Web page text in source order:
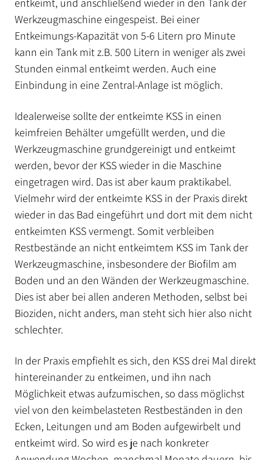
entkeimt, und anschließend wieder in den Tank der
Werkzeugmaschine eingespeist. Bei einer
Entkeimungs-Kapazität von 5-6 Litern pro Minute
kann ein Tank mit z.B. 500 Litern in weniger als zwei
Stunden einmal entkeimt werden. Auch eine
Einbindung in eine Zentral-Anlage ist möglich.
Idealerweise sollte der entkeimte KSS in einen
keimfreien Behälter umgefüllt werden, und die
Werkzeugmaschine grundgereinigt und entkeimt
werden, bevor der KSS wieder in die Maschine
eingetragen wird. Das ist aber kaum praktikabel.
Vielmehr wird der entkeimte KSS in der Praxis direkt
wieder in das Bad eingeführt und dort mit dem nicht
entkeimten KSS vermengt. Somit verbleiben
Restbestände an nicht entkeimtem KSS im Tank der
Werkzeugmaschine, insbesondere der Biofilm am
Boden und an den Wänden der Werkzeugmaschine.
Dies ist aber bei allen anderen Methoden, selbst bei
Bioziden, nicht anders, man steht sich hier also nicht
schlechter.
In der Praxis empfiehlt es sich, den KSS drei Mal direkt
hintereinander zu entkeimen, und ihn nach
Möglichkeit etwas aufzumischen, so dass möglichst
viel von den keimbelasteten Restbeständen in den
Ecken, Leitungen und am Boden aufgewirbelt und
entkeimt wird. So wird es je nach konkreter